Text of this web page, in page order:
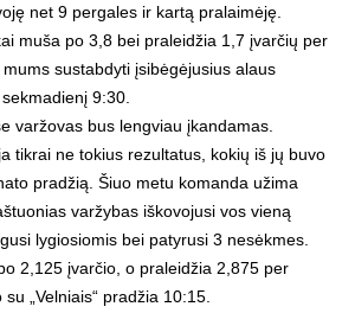
net 9 pergales ir kartą pralaimėję.
muša po 3,8 bei praleidžia 1,7 įvarčių per
sustabdyti įsibėgėjusius alaus
9:30.
varžovas bus lengviau įkandamas.
tikrai ne tokius rezultatus, kokių iš jų buvo
pradžią. Šiuo metu komanda užima
varžybas iškovojusi vos vieną
lygiosiomis bei patyrusi 3 nesėkmes.
2,125 įvarčio, o praleidžia 2,875 per
„Velniais“ pradžia 10:15.